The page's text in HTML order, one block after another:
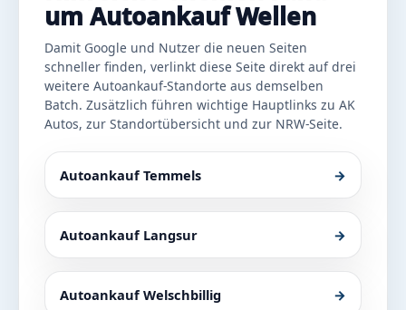
um Autoankauf Wellen
Damit Google und Nutzer die neuen Seiten
schneller finden, verlinkt diese Seite direkt auf drei
weitere Autoankauf-Standorte aus demselben
Batch. Zusätzlich führen wichtige Hauptlinks zu AK
Autos, zur Standortübersicht und zur NRW-Seite.
Autoankauf Temmels →
Autoankauf Langsur →
Autoankauf Welschbillig →